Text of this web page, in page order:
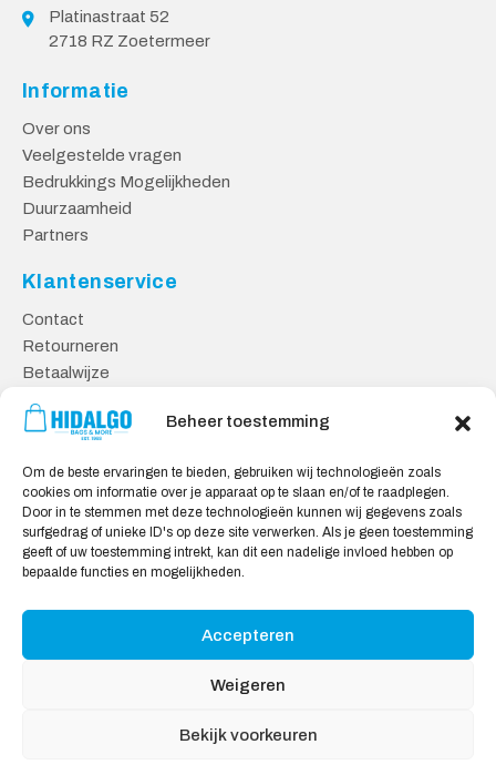
Beheer toestemming
Om de beste ervaringen te bieden, gebruiken wij technologieën zoals
cookies om informatie over je apparaat op te slaan en/of te raadplegen.
Door in te stemmen met deze technologieën kunnen wij gegevens zoals
surfgedrag of unieke ID's op deze site verwerken. Als je geen toestemming
geeft of uw toestemming intrekt, kan dit een nadelige invloed hebben op
bepaalde functies en mogelijkheden.
Accepteren
Weigeren
Bekijk voorkeuren
Platinastraat 52
2718 RZ Zoetermeer
Informatie
Over ons
Veelgestelde vragen
Bedrukkings Mogelijkheden
Duurzaamheid
Partners
Klantenservice
Contact
Retourneren
Betaalwijze
Veilig Shoppen
Algemene Voorwaarden
Privacy Verklaring
Cookie Verklaring
Aansprakelijkheid